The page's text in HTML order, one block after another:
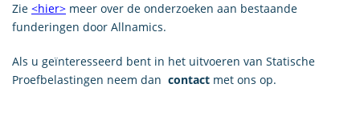
Zie <hier> meer over de onderzoeken aan bestaande
funderingen door Allnamics.
Als u geïnteresseerd bent in het uitvoeren van Statische
Proefbelastingen neem dan contact met ons op.